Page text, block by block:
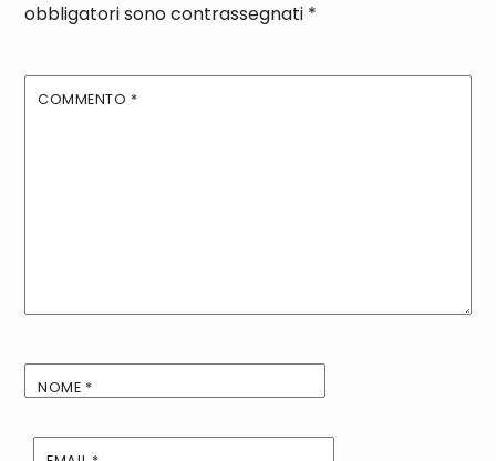
obbligatori sono contrassegnati *
COMMENTO *
NOME *